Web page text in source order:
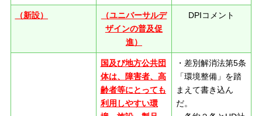
（新設）
（ユニバーサルデ
ザインの普及促
進）
DPIコメント
国及び地方公共団
体は、障害者、高
齢者等にとっても
利用しやすい環
・差別解消法第5条
「環境整備」を踏
まえて書き込ん
だ。